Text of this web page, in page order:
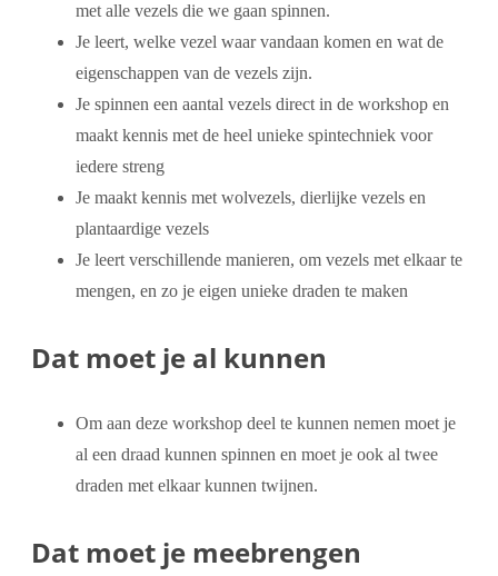
met alle vezels die we gaan spinnen.
Je leert, welke vezel waar vandaan komen en wat de
eigenschappen van de vezels zijn.
Je spinnen een aantal vezels direct in de workshop en
maakt kennis met de heel unieke spintechniek voor
iedere streng
Je maakt kennis met wolvezels, dierlijke vezels en
plantaardige vezels
Je leert verschillende manieren, om vezels met elkaar te
mengen, en zo je eigen unieke draden te maken
Dat moet je al kunnen
Om aan deze workshop deel te kunnen nemen moet je
al een draad kunnen spinnen en moet je ook al twee
draden met elkaar kunnen twijnen.
Dat moet je meebrengen